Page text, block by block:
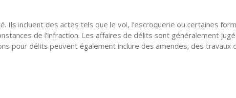
incluent des actes tels que le vol, l’escroquerie ou certaines
de l’infraction. Les affaires de délits sont généralement
pour délits peuvent également inclure des amendes, des travaux